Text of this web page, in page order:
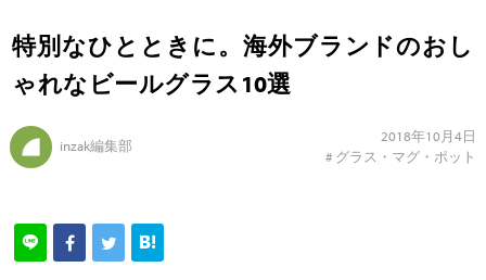
特別なひとときに。海外ブランドのおし
ゃれなビールグラス10選
inzak編集部
2018年10月4日
# グラス・マグ・ポット